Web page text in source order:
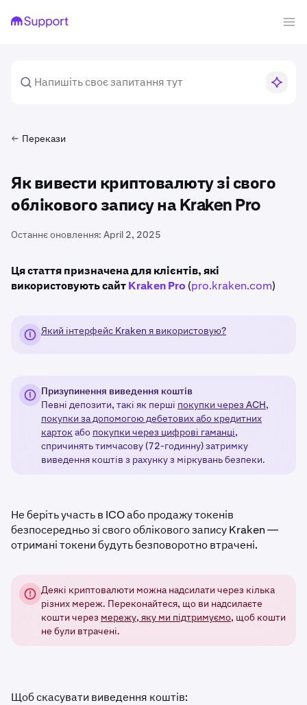
Перекази
Як вивести криптовалюту зі свого
облікового запису на Kraken Pro
Останнє оновлення: April 2, 2025
Ця стаття призначена для клієнтів, які
використовують сайтKraken Pro (pro.kraken.com)
Який інтерфейс Kraken я використовую?
Призупинення виведення коштів
Певні депозити, такі як перші покупки через ACH,
покупки за допомогою дебетових або кредитних
картокабо покупки через цифрові гаманці,
спричинять тимчасову (72-годинну) затримку
виведення коштів з рахунку з міркувань безпеки.
Не беріть участь в ICO або продажу токенів
безпосередньо зі свого облікового запису Kraken —
отримані токени будуть безповоротно втрачені.
Деякі криптовалюти можна надсилати через кілька
різних мереж. Переконайтеся, що ви надсилаєте
кошти через мережу, яку ми підтримуємо, щоб кошти
не були втрачені.
Щоб скасувати виведення коштів: